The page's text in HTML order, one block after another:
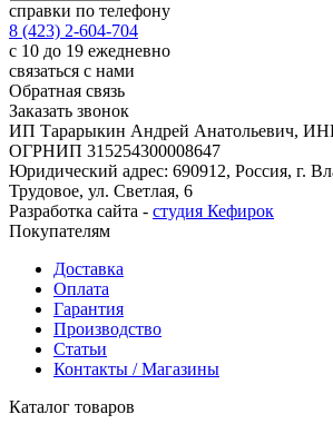
справки по телефону
8 (423) 2-604-704
с 10 до 19 ежедневно
связаться с нами
Обратная связь
Заказать звонок
ИП Тарарыкин Андрей Анатольевич,
ОГРНИП 315254300008647
Юридический адрес: 690912, Россия, г.
Трудовое, ул. Светлая, 6
Разработка сайта - студия Кефирок
Покупателям
Доставка
Оплата
Гарантия
Производство
Статьи
Контакты / Магазины
Каталог товаров